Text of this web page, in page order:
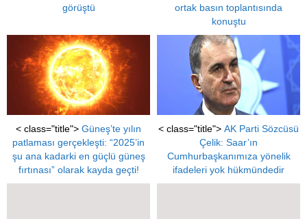
görüştü
ortak basın toplantısında
konuştu
< class="title"> Güneş’te yılın
patlaması gerçekleşti: “2025’in
şu ana kadarki en güçlü güneş
fırtınası” olarak kayda geçti!
< class="title"> AK Parti Sözcüsü
Çelik: Saar’ın
Cumhurbaşkanımıza yönelik
ifadeleri yok hükmündedir